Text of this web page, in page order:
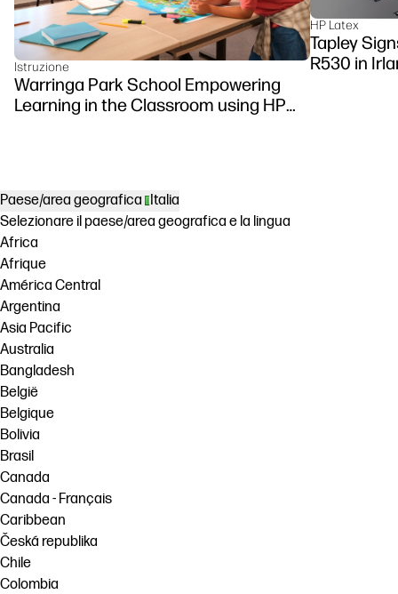
Istruzione
Warringa Park School Empowering
Learning in the Classroom using HP
HP Latex
Tapley
R530 in
Paese/area geografica
Italia
Selezionare il paese/area geografica e la lingua
Africa
Afrique
América Central
Argentina
Asia Pacific
Australia
Bangladesh
België
Belgique
Bolivia
Brasil
Canada
Canada - Français
Caribbean
Česká republika
Chile
Colombia